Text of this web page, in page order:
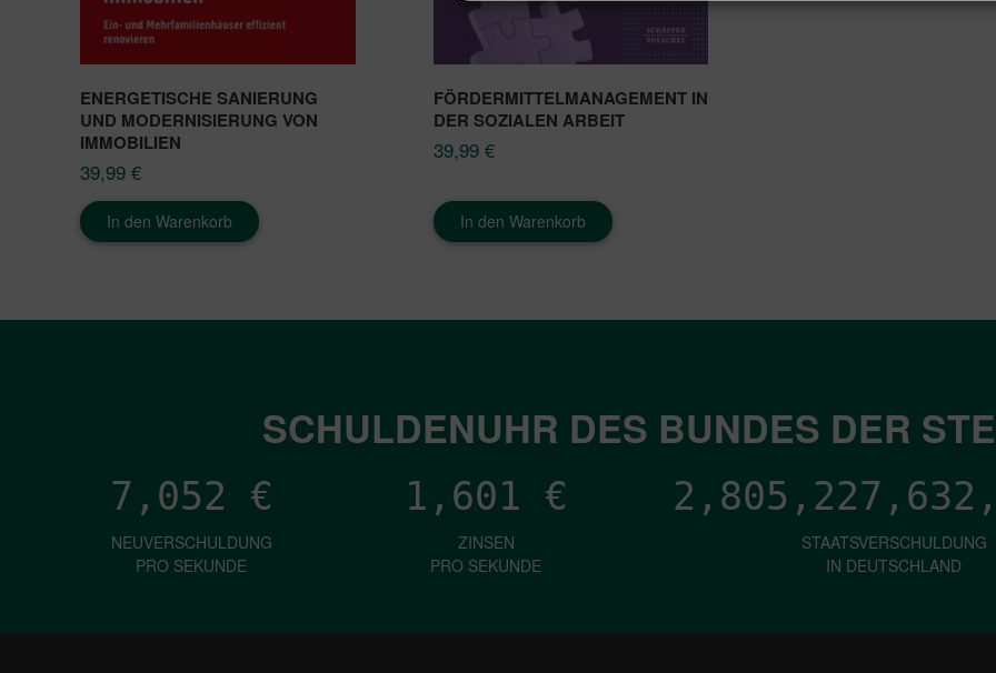
ENERGETISCHE SANIERUNG
UND MODERNISIERUNG VON
IMMOBILIEN
39,99 €
In den Warenkorb
FÖRDERMITTELMANAGEMENT IN
DER SOZIALEN ARBEIT
39,99 €
In den Warenkorb
SCHULDENUHR DES BUNDES DER
7,052 €
NEUVERSCHULDUNG
PRO SEKUNDE
1,601 €
ZINSEN
PRO SEKUNDE
STAATSVERSCHULDUNG
IN DEUTSCHLAND